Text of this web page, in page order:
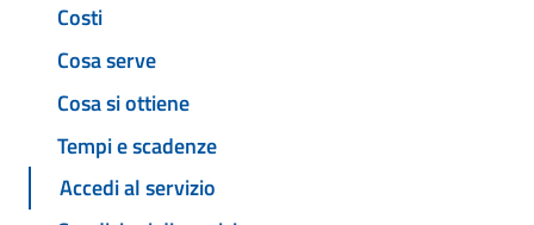
Costi
Cosa serve
Cosa si ottiene
Tempi e scadenze
Accedi al servizio